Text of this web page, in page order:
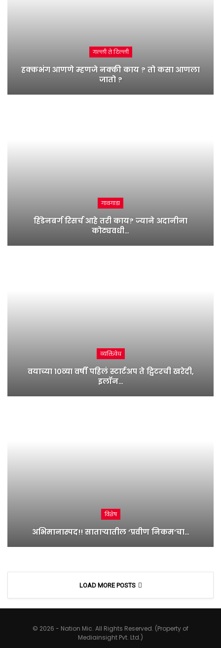
गल्ली ते दिल्ली
हक्कभंग आणणे म्हणजे नक्की काय ? तो कसा आणला
जातो ?
गावगाडा
हिंडेनबर्ग रिसर्च आहे तरी काय? ज्याने अदानीना
कोट्यवधी…
व्यक्तिवेध
वयाच्या १०व्या वर्षी पहिलं स्टार्टअप ते ट्विटरची खरेदी,
इलॉन…
विशेष
अभिमानास्पद!! साताऱ्यातील ‘प्रवीण निकम’चा…
LOAD MORE POSTS
© 2026 - Nation Mic. All Rights Reserved. (Property of
Mediainsight Pvt. Ltd.)